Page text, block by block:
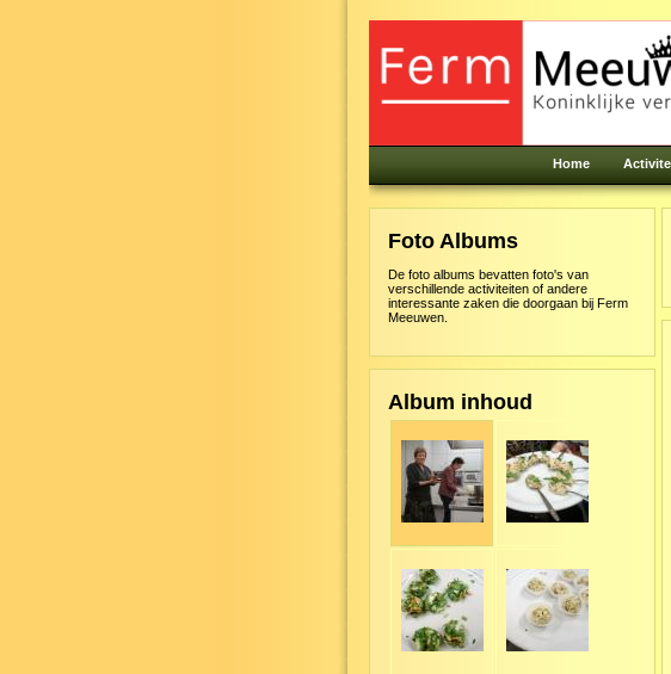
Home
Foto Albums
De foto albums bevatten foto's van
verschillende activiteiten of andere
interessante zaken die doorgaan bij Ferm
Meeuwen.
Album inhoud